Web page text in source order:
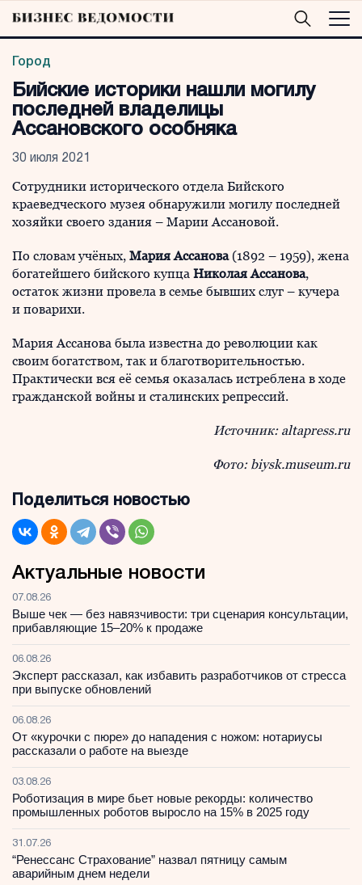
Город
Бийские историки нашли могилу
последней владелицы
Ассановского особняка
30 июля 2021
Сотрудники исторического отдела Бийского
краеведческого музея обнаружили могилу последней
хозяйки своего здания – Марии Ассановой.
По словам учёных, Мария Ассанова(1892 – 1959), жена
богатейшего бийского купца Николая Ассанова,
остаток жизни провела в семье бывших слуг – кучера
и поварихи.
Мария Ассанова была известна до революции как
своим богатством, так и благотворительностью.
Практически вся её семья оказалась истреблена в ходе
гражданской войны и сталинских репрессий.
Источник: altapress.ru
Фото: biysk.museum.ru
Поделиться новостью
Актуальные новости
07.08.26
Выше чек — без навязчивости: три сценария консультации,
прибавляющие 15–20% к продаже
06.08.26
Эксперт рассказал, как избавить разработчиков от стресса
при выпуске обновлений
06.08.26
От «курочки с пюре» до нападения с ножом: нотариусы
рассказали о работе на выезде
03.08.26
Роботизация в мире бьет новые рекорды: количество
промышленных роботов выросло на 15% в 2025 году
31.07.26
“Ренессанс Страхование” назвал пятницу самым
аварийным днем недели